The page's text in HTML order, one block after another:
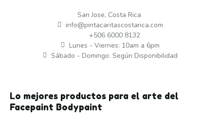
San Jose, Costa Rica
info@pintacaritascostarica.com
+506 6000 8132
Lunes - Viernes: 10am a 6pm
Sábado - Domingo: Según Disponibilidad
Lo mejores productos para el arte del
Facepaint Bodypaint